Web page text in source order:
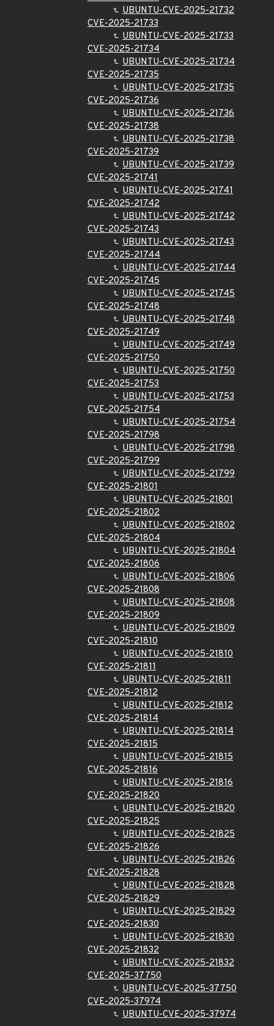
UBUNTU-CVE-2025-21732
CVE-2025-21733
UBUNTU-CVE-2025-21733
CVE-2025-21734
UBUNTU-CVE-2025-21734
CVE-2025-21735
UBUNTU-CVE-2025-21735
CVE-2025-21736
UBUNTU-CVE-2025-21736
CVE-2025-21738
UBUNTU-CVE-2025-21738
CVE-2025-21739
UBUNTU-CVE-2025-21739
CVE-2025-21741
UBUNTU-CVE-2025-21741
CVE-2025-21742
UBUNTU-CVE-2025-21742
CVE-2025-21743
UBUNTU-CVE-2025-21743
CVE-2025-21744
UBUNTU-CVE-2025-21744
CVE-2025-21745
UBUNTU-CVE-2025-21745
CVE-2025-21748
UBUNTU-CVE-2025-21748
CVE-2025-21749
UBUNTU-CVE-2025-21749
CVE-2025-21750
UBUNTU-CVE-2025-21750
CVE-2025-21753
UBUNTU-CVE-2025-21753
CVE-2025-21754
UBUNTU-CVE-2025-21754
CVE-2025-21798
UBUNTU-CVE-2025-21798
CVE-2025-21799
UBUNTU-CVE-2025-21799
CVE-2025-21801
UBUNTU-CVE-2025-21801
CVE-2025-21802
UBUNTU-CVE-2025-21802
CVE-2025-21804
UBUNTU-CVE-2025-21804
CVE-2025-21806
UBUNTU-CVE-2025-21806
CVE-2025-21808
UBUNTU-CVE-2025-21808
CVE-2025-21809
UBUNTU-CVE-2025-21809
CVE-2025-21810
UBUNTU-CVE-2025-21810
CVE-2025-21811
UBUNTU-CVE-2025-21811
CVE-2025-21812
UBUNTU-CVE-2025-21812
CVE-2025-21814
UBUNTU-CVE-2025-21814
CVE-2025-21815
UBUNTU-CVE-2025-21815
CVE-2025-21816
UBUNTU-CVE-2025-21816
CVE-2025-21820
UBUNTU-CVE-2025-21820
CVE-2025-21825
UBUNTU-CVE-2025-21825
CVE-2025-21826
UBUNTU-CVE-2025-21826
CVE-2025-21828
UBUNTU-CVE-2025-21828
CVE-2025-21829
UBUNTU-CVE-2025-21829
CVE-2025-21830
UBUNTU-CVE-2025-21830
CVE-2025-21832
UBUNTU-CVE-2025-21832
CVE-2025-37750
UBUNTU-CVE-2025-37750
CVE-2025-37974
UBUNTU-CVE-2025-37974